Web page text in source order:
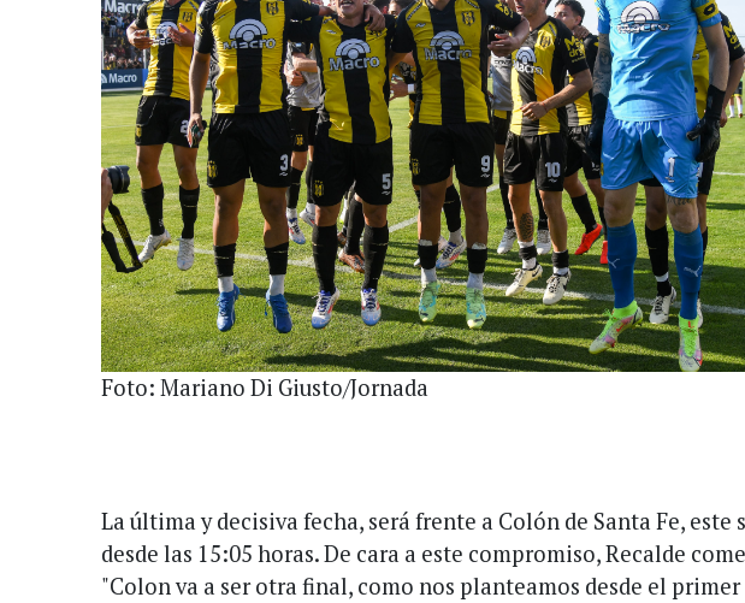
Foto: Mariano Di Giusto/Jornada
La última y decisiva fecha, será frente a Colón de Santa Fe, este
desde las 15:05 horas. De cara a este compromiso, Recalde
"Colon va a ser otra final, como nos planteamos desde el primer